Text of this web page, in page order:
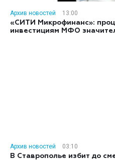
Архив новостей
13:00
«СИТИ Микрофинанс»:
инвестициям МФО
Архив новостей
03:10
В Ставрополье избит до